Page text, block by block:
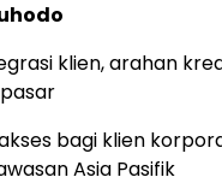
klien, arahan
bagi klien
Asia Pasifik